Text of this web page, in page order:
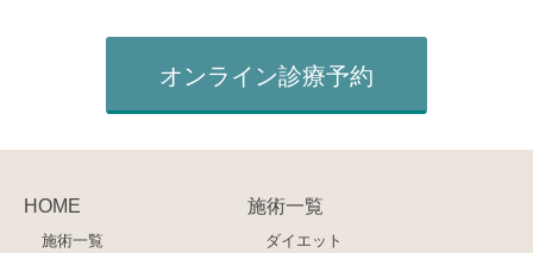
オンライン診療予約
HOME
施術一覧
施術一覧
ダイエット